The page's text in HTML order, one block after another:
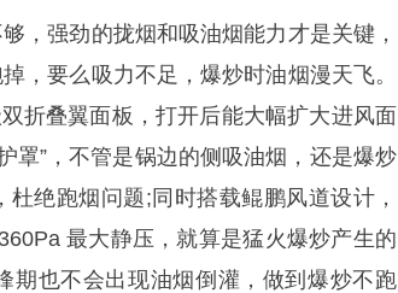
强劲的拢烟和吸油烟能力才是关键，
，要么吸力不足，爆炒时油烟漫天飞。
折叠翼面板，打开后能大幅扩大进风面
罩”，不管是锅边的侧吸油烟，还是爆炒
绝跑烟问题;同时搭载鲲鹏风道设计，
最大静压，就算是猛火爆炒产生的
期也不会出现油烟倒灌，做到爆炒不跑